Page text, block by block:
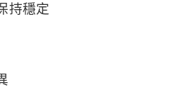
持穩定